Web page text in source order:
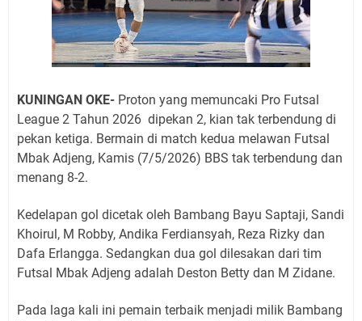
KUNINGAN OKE- Proton yang memuncaki Pro Futsal
League 2 Tahun 2026 dipekan 2, kian tak terbendung di
pekan ketiga. Bermain di match kedua melawan Futsal
Mbak Adjeng, Kamis (7/5/2026) BBS tak terbendung dan
menang 8-2.
Kedelapan gol dicetak oleh Bambang Bayu Saptaji, Sandi
Khoirul, M Robby, Andika Ferdiansyah, Reza Rizky dan
Dafa Erlangga. Sedangkan dua gol dilesakan dari tim
Futsal Mbak Adjeng adalah Deston Betty dan M Zidane.
Pada laga kali ini pemain terbaik menjadi milik Bambang